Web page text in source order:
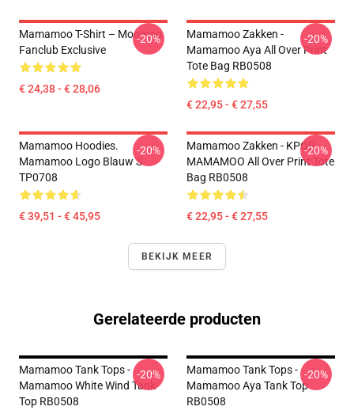
Mamamoo T-Shirt – Moomoo
Fanclub Exclusive
€ 24,38 - € 28,06
-20%
Mamamoo Zakken -
Mamamoo Aya All Over Print
Tote Bag RB0508
€ 22,95 - € 27,55
-20%
Mamamoo Hoodies.
Mamamoo Logo Blauw S
TP0708
€ 39,51 - € 45,95
-20%
Mamamoo Zakken - KPOP
MAMAMOO All Over Print Tote
Bag RB0508
€ 22,95 - € 27,55
-20%
BEKIJK MEER
Gerelateerde producten
Mamamoo Tank Tops -
Mamamoo White Wind Tank
Top RB0508
-20%
Mamamoo Tank Tops -
Mamamoo Aya Tank Top
RB0508
-20%